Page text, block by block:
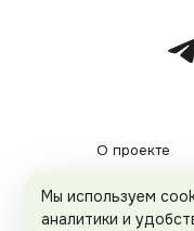
О проекте
Рекламодателям
Мы используем
аналитики и